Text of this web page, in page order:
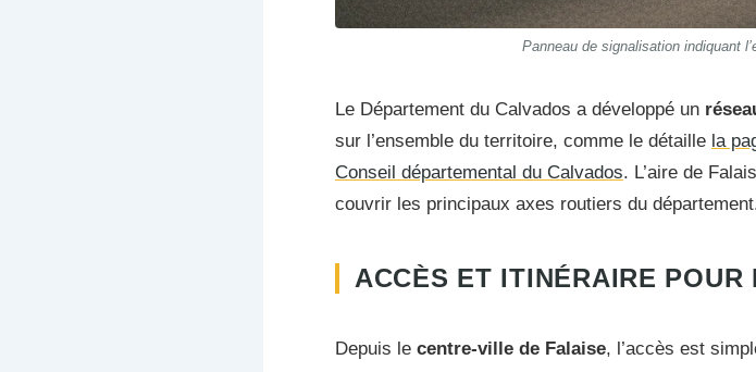
Panneau de signalisation indiquant
Le Département du Calvados a développé un
sur l’ensemble du territoire, comme le détaille la
Conseil départemental du Calvados. L’aire de
couvrir les principaux axes routiers du
ACCÈS ET ITINÉRAIRE POUR
Depuis le centre-ville de Falaise, l’accès est